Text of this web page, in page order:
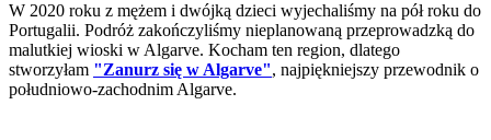
W 2020 roku z mężem i dwójką dzieci wyjechaliśmy na pół roku do
Portugalii. Podróż zakończyliśmy nieplanowaną przeprowadzką do
malutkiej wioski w Algarve. Kocham ten region, dlatego
stworzyłam "Zanurz się w Algarve", najpiękniejszy przewodnik o
południowo-zachodnim Algarve.